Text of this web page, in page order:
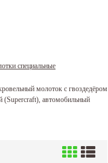
специальные
молоток с гвоздедёром
(Supercraft), автомобильный